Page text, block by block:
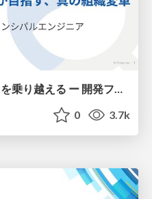
生成AI導入の「期待外れ」を乗り越える ー 開発フロー改革が目指す、真の組織変革
0 3.7k